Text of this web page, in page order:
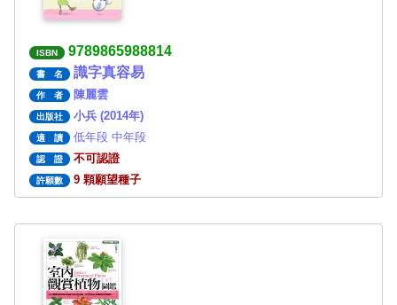
ISBN 9789865988814
書 名 識字真容易
作 者 陳麗雲
出版社 小兵 (2014年)
適 讀 低年段 中年段
認 證 不可認證
許願數 9 顆願望種子